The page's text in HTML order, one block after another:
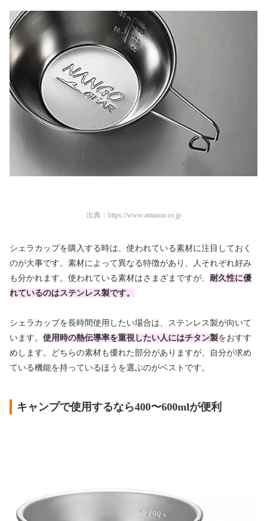
出典： https://www.amazon.co.jp
シェラカップを購入する時は、使われている素材に注目しておく
のが大事です。素材によって異なる特徴があり、人それぞれ好み
も分かれます。使われている素材はさまざまですが、 耐久性に優
れているのはステンレス製です。
シェラカップを長時間使用したい場合は、ステンレス製が向いて
います。 使用時の熱伝導率を重視したい人にはチタン製をおすす
めします。どちらの素材も優れた部分がありますが、自分が求め
ている機能を持っているほうを選ぶのがベストです。
キャンプで使用するなら400〜600mlが便利